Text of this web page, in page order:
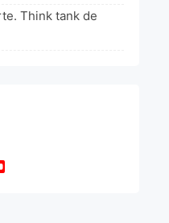
Think tank de